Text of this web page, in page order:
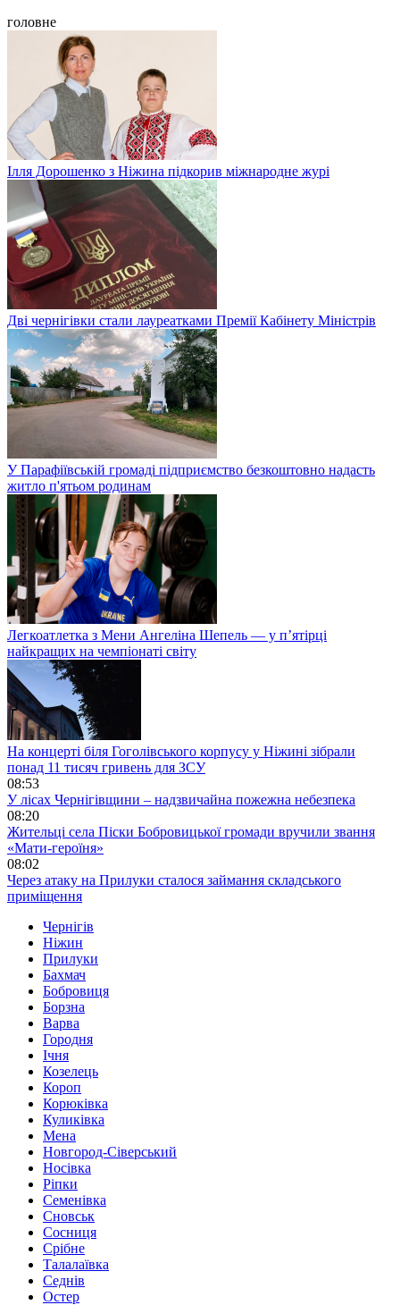
головне
Ілля Дорошенко з Ніжина підкорив міжнародне журі
Дві чернігівки стали лауреатками Премії Кабінету Міністрів
У Парафіївській громаді підприємство безкоштовно надасть
житло п'ятьом родинам
Легкоатлетка з Мени Ангеліна Шепель — у п’ятірці
найкращих на чемпіонаті світу
На концерті біля Гоголівського корпусу у Ніжині зібрали
понад 11 тисяч гривень для ЗСУ
08:53
У лісах Чернігівщини – надзвичайна пожежна небезпека
08:20
Жительці села Піски Бобровицької громади вручили звання
«Мати-героїня»
08:02
Через атаку на Прилуки сталося займання складського
приміщення
Чернігів
Ніжин
Прилуки
Бахмач
Бобровиця
Борзна
Варва
Городня
Ічня
Козелець
Короп
Корюківка
Куликівка
Мена
Новгород-Сіверський
Носівка
Ріпки
Семенівка
Сновськ
Сосниця
Срібне
Талалаївка
Седнів
Остер